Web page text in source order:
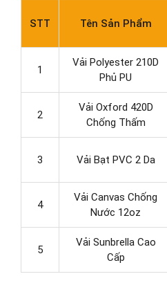
STT Tên Sản Phẩm
1
Vải Polyester 210D
Phủ PU
2
Vải Oxford 420D
Chống Thấm
3 Vải Bạt PVC 2 Da
4
Vải Canvas Chống
Nước 12oz
5
Vải Sunbrella Cao
Cấp